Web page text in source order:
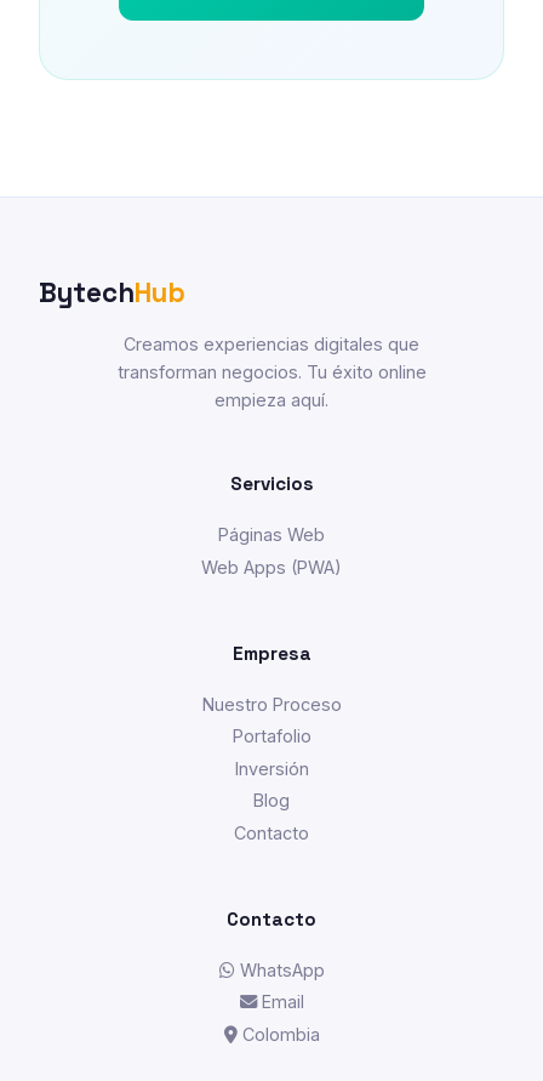
BytechHub
Creamos experiencias digitales que
transforman negocios. Tu éxito online
empieza aquí.
Servicios
Páginas Web
Web Apps (PWA)
Empresa
Nuestro Proceso
Portafolio
Inversión
Blog
Contacto
Contacto
WhatsApp
Email
Colombia